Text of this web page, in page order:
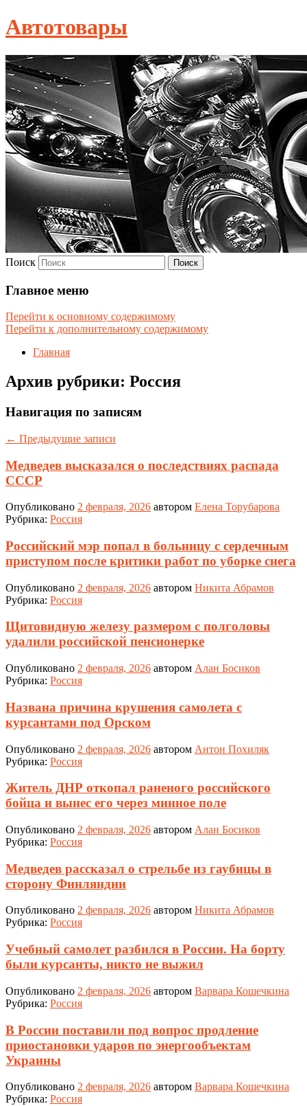
Автотовары
Поиск
Главное меню
Перейти к основному содержимому
Перейти к дополнительному содержимому
Главная
Архив рубрики: Россия
Навигация по записям
← Предыдущие записи
Медведев высказался о последствиях распада
СССР
Опубликовано 2 февраля, 2026 автором Елена Торубарова
Рубрика: Россия
Российский мэр попал в больницу с сердечным
приступом после критики работ по уборке снега
Опубликовано 2 февраля, 2026 автором Никита Абрамов
Рубрика: Россия
Щитовидную железу размером с полголовы
удалили российской пенсионерке
Опубликовано 2 февраля, 2026 автором Алан Босиков
Рубрика: Россия
Названа причина крушения самолета с
курсантами под Орском
Опубликовано 2 февраля, 2026 автором Антон Похиляк
Рубрика: Россия
Житель ДНР откопал раненого российского
бойца и вынес его через минное поле
Опубликовано 2 февраля, 2026 автором Алан Босиков
Рубрика: Россия
Медведев рассказал о стрельбе из гаубицы в
сторону Финляндии
Опубликовано 2 февраля, 2026 автором Никита Абрамов
Рубрика: Россия
Учебный самолет разбился в России. На борту
были курсанты, никто не выжил
Опубликовано 2 февраля, 2026 автором Варвара Кошечкина
Рубрика: Россия
В России поставили под вопрос продление
приостановки ударов по энергообъектам
Украины
Опубликовано 2 февраля, 2026 автором Варвара Кошечкина
Рубрика: Россия